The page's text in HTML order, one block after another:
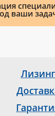
ваши
Лизинг